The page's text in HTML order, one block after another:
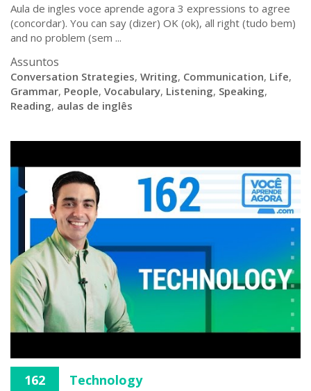
Aula de ingles voce aprende agora 3 expressions to agree
(concordar). You can say (dizer) OK (ok), all right (tudo bem)
and no problem (sem ...
Assuntos
Conversation Strategies, Writing, Communication, Life,
Grammar, People, Vocabulary, Listening, Speaking,
Reading, aulas de inglês
162 Technology